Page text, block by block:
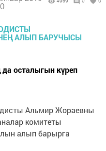
осталыгын күреп
Альмир Жораевны
комитеты
алып барырга